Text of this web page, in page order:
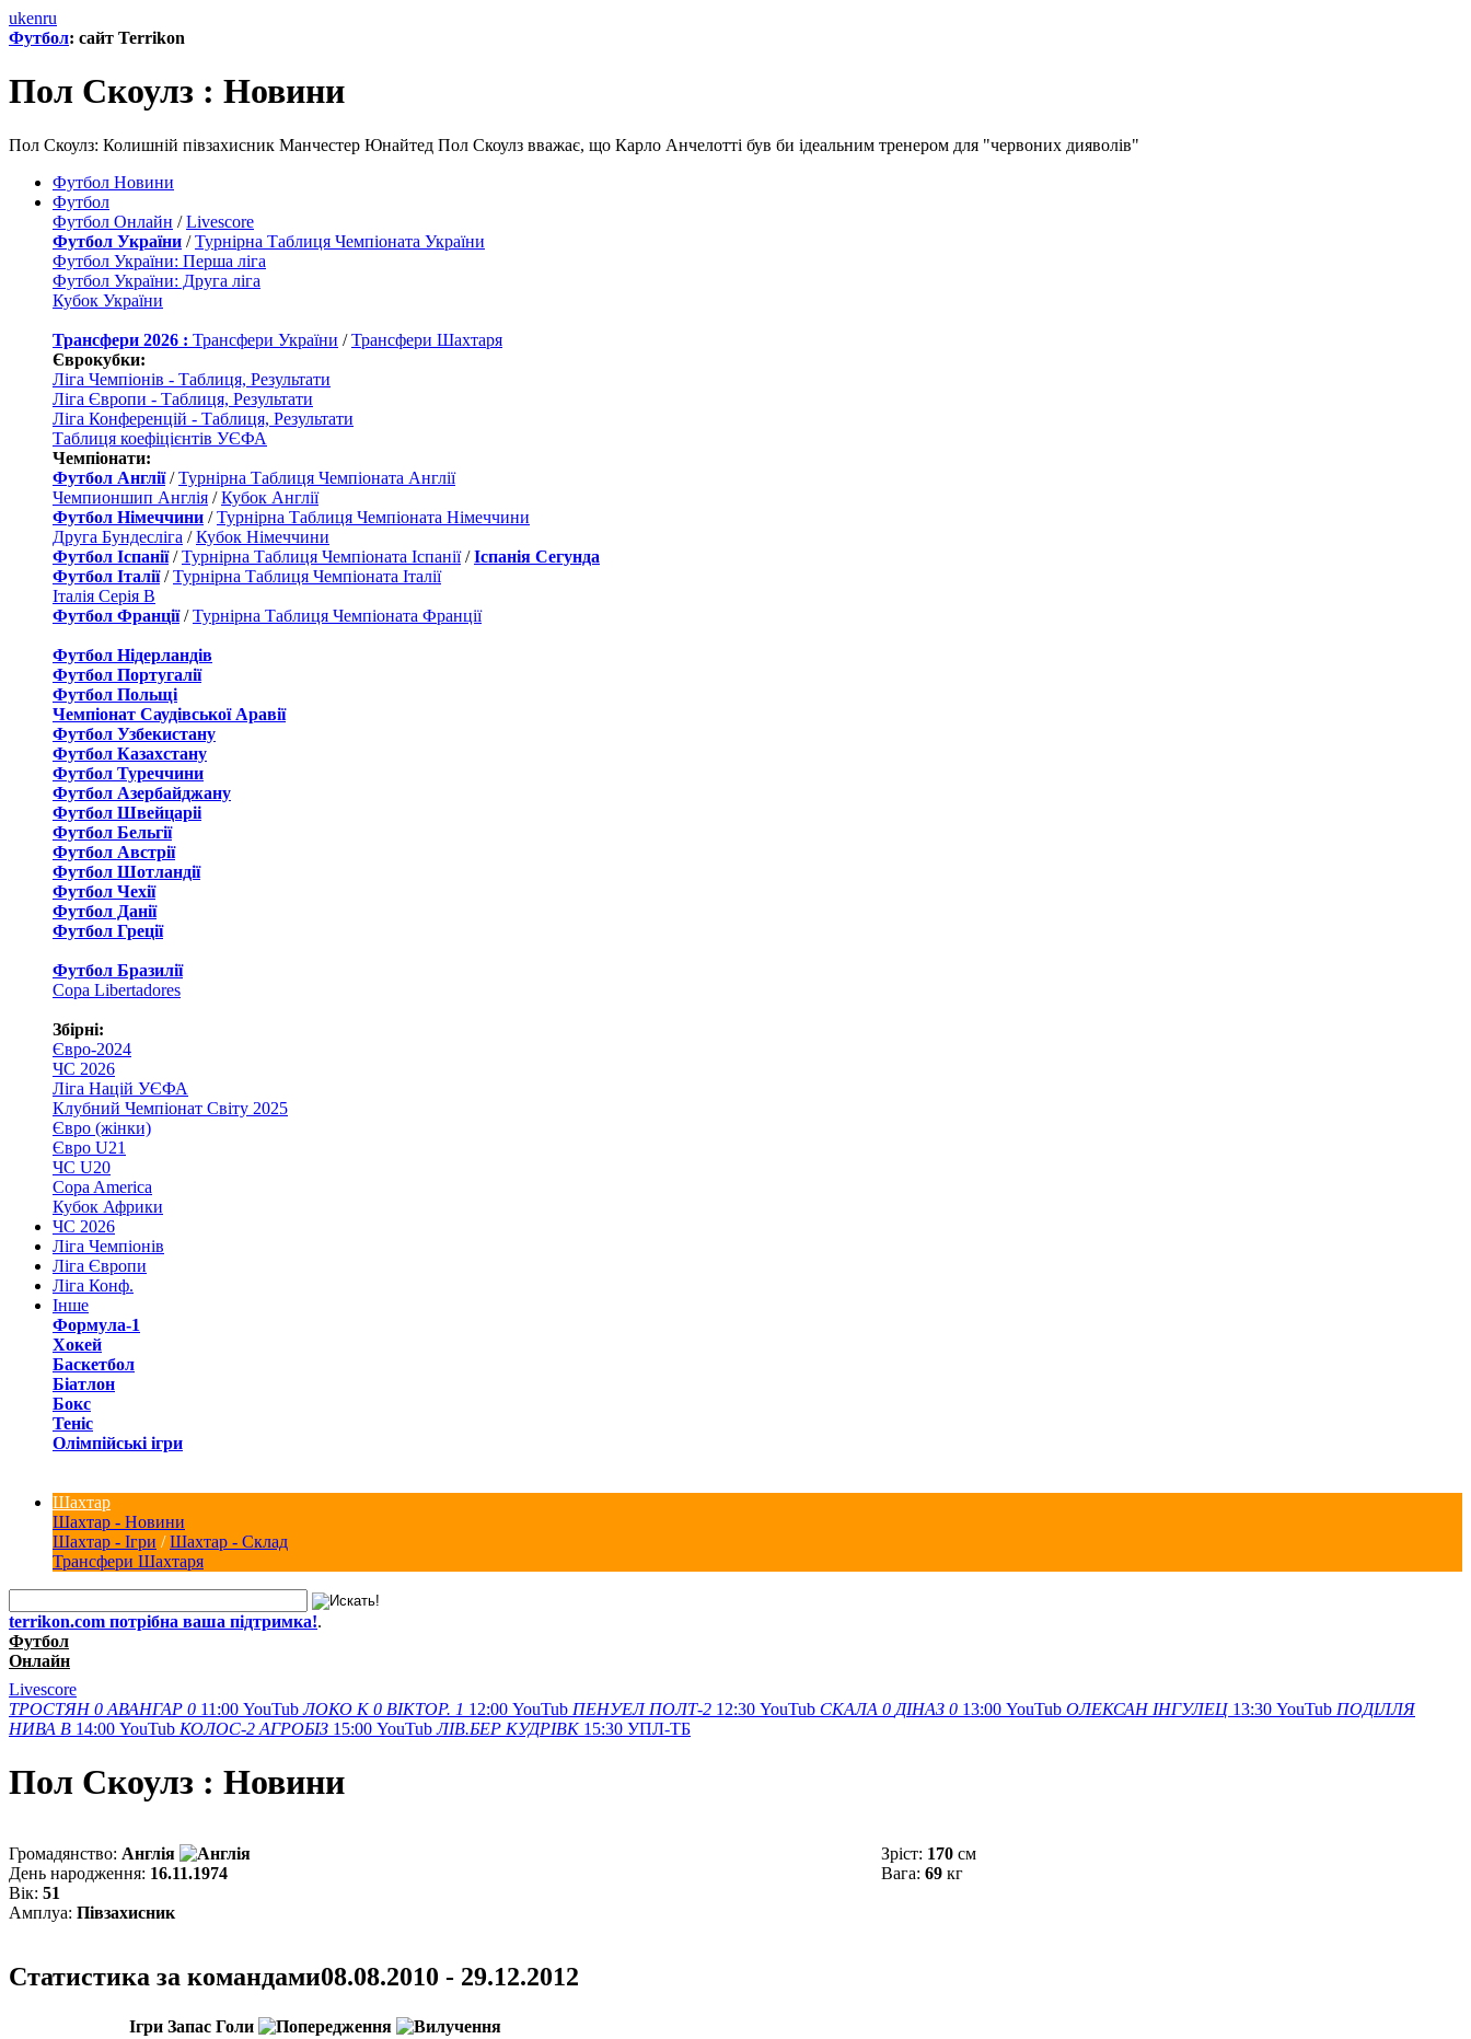
ukenru
Футбол: сайт Terrikon
Пол Скоулз : Новини
Пол Скоулз: Колишній півзахисник Манчестер Юнайтед Пол Скоулз вважає, що Карло Анчелотті був би ідеальним тренером для "червоних дияволів"
Футбол Новини
Футбол
Футбол Онлайн /Livescore
Футбол України /Турнірна Таблиця Чемпіоната України
Футбол України: Перша ліга
Футбол України: Друга ліга
Кубок України
Трансфери 2026 : Трансфери України /Трансфери Шахтаря
Єврокубки:
Ліга Чемпіонів - Таблиця, Результати
Ліга Європи - Таблиця, Результати
Ліга Конференцій - Таблиця, Результати
Таблиця коефіцієнтів УЄФА
Чемпіонати:
Футбол Англії/Турнірна Таблиця Чемпіоната Англії
Чемпионшип Англія /Кубок Англії
Футбол Німеччини /Турнірна Таблиця Чемпіоната Німеччини
Друга Бундесліга /Кубок Німеччини
Футбол Іспанії/Турнірна Таблиця Чемпіоната Іспанії/Іспанія Сегунда
Футбол Італії/Турнірна Таблиця Чемпіоната Італії
Італія Серія B
Футбол Франції/Турнірна Таблиця Чемпіоната Франції
Футбол Нідерландiв
Футбол Португалії
Футбол Польщі
Чемпіонат Саудівської Аравії
Футбол Узбекистану
Футбол Казахстану
Футбол Туреччини
Футбол Азербайджану
Футбол Швейцаріі
Футбол Бельгії
Футбол Австрії
Футбол Шотландії
Футбол Чехії
Футбол Данії
Футбол Греції
Футбол Бразилії
Copa Libertadores
Збірні:
Євро-2024
ЧС 2026
Ліга Націй УЄФА
Клубний Чемпіонат Світу 2025
Євро (жінки)
Євро U21
ЧС U20
Copa America
Кубок Африки
ЧС 2026
Ліга Чемпіонів
Ліга Європи
Ліга Конф.
Інше
Формула-1
Хокей
Баскетбол
Біатлон
Бокс
Теніс
Олімпійські ігри
Шахтар
Шахтар - Новини
Шахтар - Ігри /Шахтар - Склад
Трансфери Шахтаря
terrikon.com потрібна ваша підтримка!.
Футбол
Онлайн
Livescore
ТРОСТЯН 0 АВАНГАР 0 11:00 YouTub ЛОКО К 0 ВІКТОР. 1 12:00 YouTub ПЕНУЕЛ ПОЛТ-2 12:30 YouTub СКАЛА 0 ДІНАЗ 0 13:00 YouTub ОЛЕКСАН ІНГУЛЕЦ 13:30 YouTub ПОДІЛЛЯ
НИВА В 14:00 YouTub КОЛОС-2 АГРОБІЗ 15:00 YouTub ЛІВ.БЕР КУДРІВК 15:30 УПЛ-ТБ
Пол Скоулз : Новини
Громадянство: Англія
День народження: 16.11.1974
Вік: 51
Амплуа: Півзахисник
Зріст: 170см
Вага: 69кг
Статистика за командами08.08.2010 - 29.12.2012
Ігри Запас Голи